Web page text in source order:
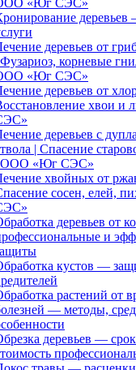
«Юг СЭС»
деревьев от
корневые
«Юг СЭС»
деревьев от
хвои
деревьев с
| Спасение
ООО «Юг СЭС»
хвойных от
сосен, елей,
деревьев от
и
кустов —
растений от
— методы,
деревьев —